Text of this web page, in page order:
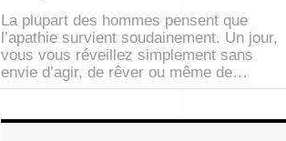
La plupart des hommes pensent que
l’apathie survient soudainement. Un jour,
vous vous réveillez simplement sans
envie d’agir, de rêver ou même de…